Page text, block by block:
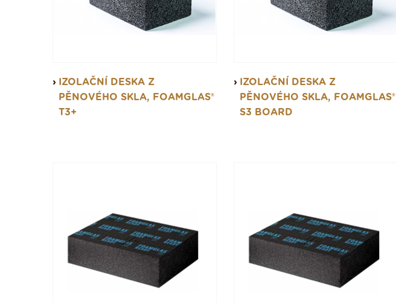
IZOLAČNÍ DESKA Z
PĚNOVÉHO SKLA, FOAMGLAS®
T3+
IZOLAČNÍ DESKA Z
PĚNOVÉHO SKLA, FOAMGLAS®
S3 BOARD